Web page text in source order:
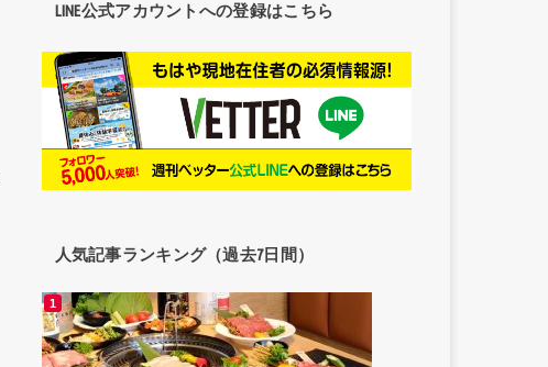
LINE公式アカウントへの登録はこちら
人気記事ランキング（過去7日間）